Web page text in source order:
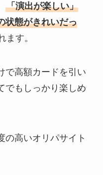
「演出が楽しい」
状態がきれいだっ
ます。
で高額カードを引い
でもしっかり楽しめ
の高いオリパサイト